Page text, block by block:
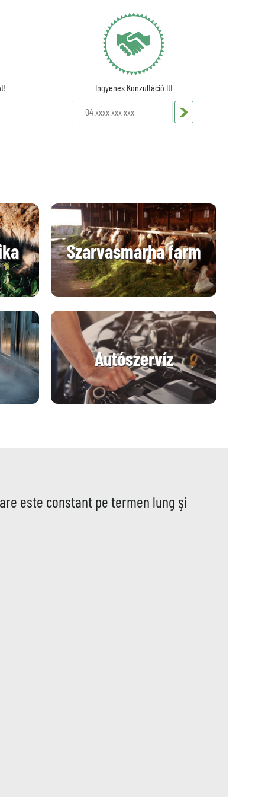
Ingyenes Konzultáció Itt
Szarvasmarha farm
Autószervíz
este constant pe termen lung şi